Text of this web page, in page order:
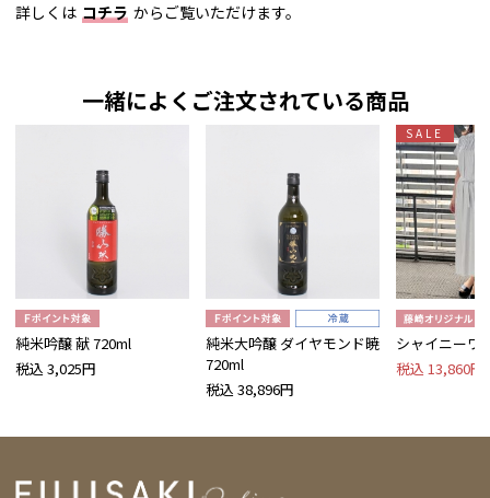
詳しくは コチラ からご覧いただけます。
一緒によくご注文されている商品
純米吟醸 献 720ml
税込 3,025円
純米大吟醸 ダイヤモンド暁
720ml
税込 38,896円
SALE
シャイニーワ
税込 13,860円